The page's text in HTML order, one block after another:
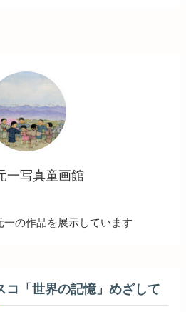
一写真童画館
の作品を展示しています
「世界の記憶」めざして